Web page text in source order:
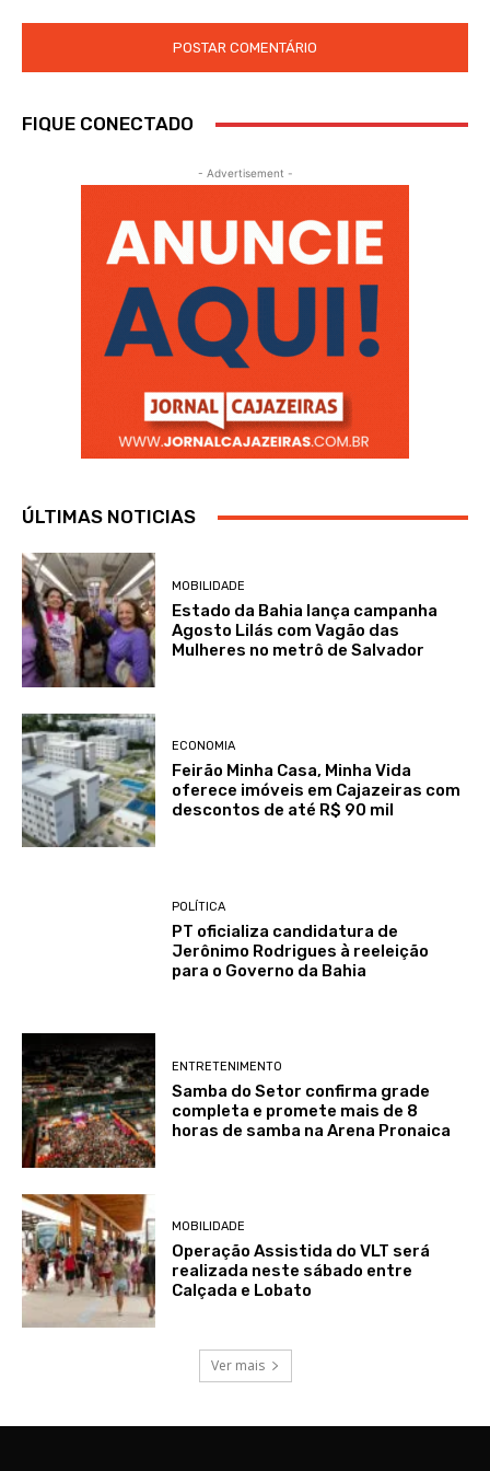
FIQUE CONECTADO
- Advertisement -
ÚLTIMAS NOTICIAS
MOBILIDADE
Estado da Bahia lança campanha
Agosto Lilás com Vagão das
Mulheres no metrô de Salvador
ECONOMIA
Feirão Minha Casa, Minha Vida
oferece imóveis em Cajazeiras com
descontos de até R$ 90 mil
POLÍTICA
PT oficializa candidatura de
Jerônimo Rodrigues à reeleição
para o Governo da Bahia
ENTRETENIMENTO
Samba do Setor confirma grade
completa e promete mais de 8
horas de samba na Arena Pronaica
MOBILIDADE
Operação Assistida do VLT será
realizada neste sábado entre
Calçada e Lobato
Ver mais